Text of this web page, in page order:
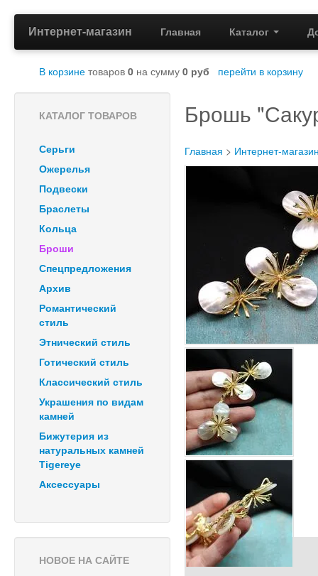
Интернет-магазин Главная Каталог
В корзине товаров 0 на сумму 0 руб перейти в корзину
КАТАЛОГ ТОВАРОВ
Серьги
Ожерелья
Подвески
Браслеты
Кольца
Броши
Спецпредложения
Архив
Романтический
стиль
Этнический стиль
Готический стиль
Классический стиль
Украшения по видам
камней
Бижутерия из
натуральных камней
Tigereye
Аксессуары
НОВОЕ НА САЙТЕ
Брошь
Главная > Интернет-